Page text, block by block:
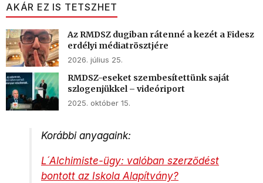
AKÁR EZ IS TETSZHET
Az RMDSZ dugiban rátenné a kezét a Fidesz
erdélyi médiatrösztjére
2026. július 25.
RMDSZ-eseket szembesítettünk saját
szlogenjükkel – videóriport
2025. október 15.
Korábbi anyagaink:
L´Alchimiste-ügy: valóban szerződést
bontott az Iskola Alapítvány?